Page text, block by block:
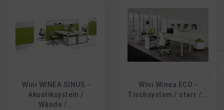
Wini WINEA SINUS -
Akustiksystem /
Wände /...
Wini Winea ECO -
Tischsystem / starr /...